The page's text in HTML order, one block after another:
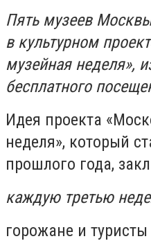
Пять музеев
в культурном
музейная неделя»,
бесплатного
Идея проекта
неделя», который
прошлого года,
каждую третью
горожане и